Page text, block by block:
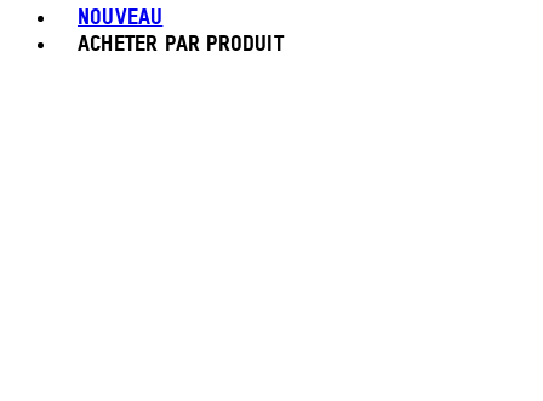
NOUVEAU
ACHETER PAR PRODUIT